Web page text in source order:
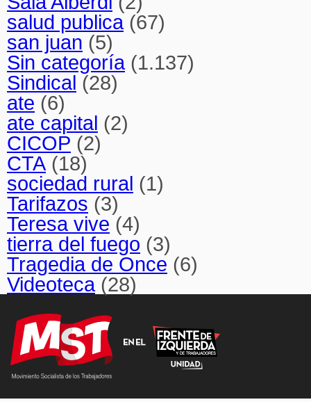
salud publica(67)
san juan (5)
Sin categoría(1.137)
Sindical (28)
ate (6)
ate capital (2)
CICOP (2)
CTA (18)
sociedad rural (1)
Tarifazos (3)
Teresa vive (4)
tierra del fuego (3)
Tragedia de Once (6)
Videoteca(28)